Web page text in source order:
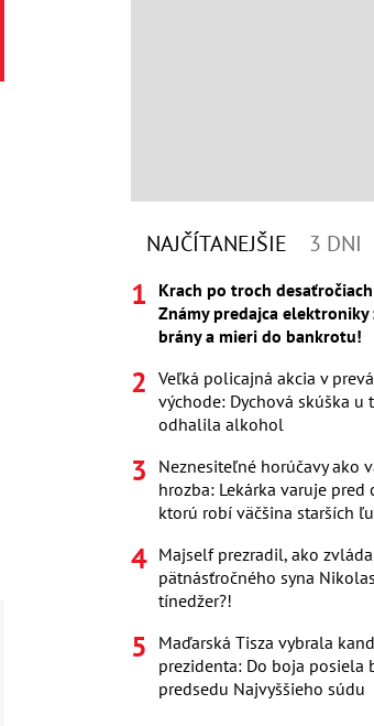
NAJČÍTANEJŠIE 3 DNI
Krach po troch
Známy predajca elektroniky
brány a mieri do bankrotu!
Veľká policajná akcia v
východe: Dychová skúška u
odhalila alkohol
Neznesiteľné horúčavy ako
hrozba: Lekárka varuje pred
ktorú robí väčšina starších
Majself prezradil, ako
pätnásťročného syna
tínedžer?!
Maďarská Tisza vybrala
prezidenta: Do boja posiela
predsedu Najvyššieho súdu